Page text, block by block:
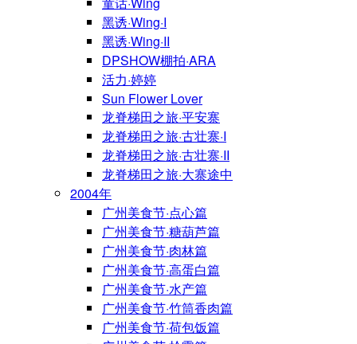
黑诱·Wing·I
黑诱·Wing·II
DPSHOW棚拍·ARA
活力·婷婷
Sun Flower Lover
龙脊梯田之旅·平安寨
龙脊梯田之旅·古壮寨·I
龙脊梯田之旅·古壮寨·II
龙脊梯田之旅·大寨途中
2004年
广州美食节·点心篇
广州美食节·糖葫芦篇
广州美食节·肉林篇
广州美食节·高蛋白篇
广州美食节·水产篇
广州美食节·竹筒香肉篇
广州美食节·荷包饭篇